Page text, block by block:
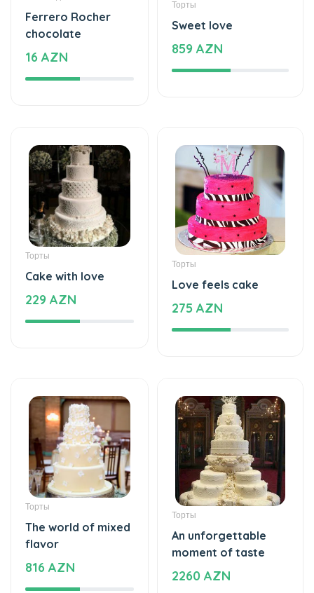
Ferrero Rocher
chocolate
16 AZN
Торты
Sweet love
859 AZN
Торты
Cake with love
229 AZN
Торты
Love feels cake
275 AZN
Торты
The world of mixed
flavor
816 AZN
Торты
An unforgettable
moment of taste
2260 AZN